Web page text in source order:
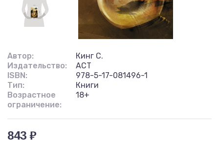
Автор:
Кинг С.
Издательство:
АСТ
ISBN:
978-5-17-081496-1
Тип:
Книги
Возрастное
ограничение:
18+
843 ₽